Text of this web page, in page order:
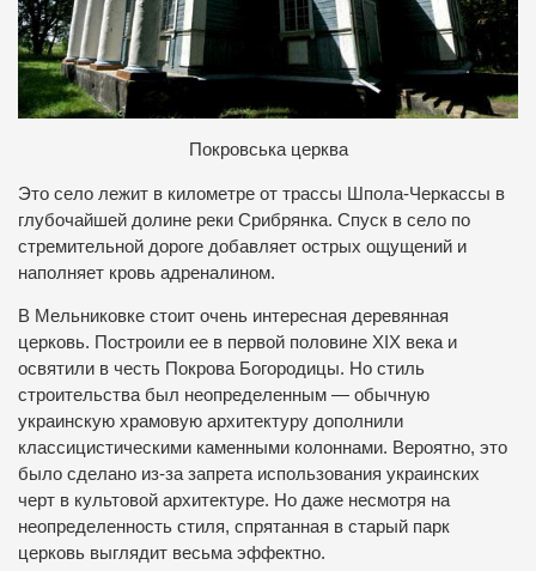
Покровська церква
Это село лежит в километре от трассы Шпола-Черкассы в
глубочайшей долине реки Срибрянка. Спуск в село по
стремительной дороге добавляет острых ощущений и
наполняет кровь адреналином.
В Мельниковке стоит очень интересная деревянная
церковь. Построили ее в первой половине XIX века и
освятили в честь Покрова Богородицы. Но стиль
строительства был неопределенным — обычную
украинскую храмовую архитектуру дополнили
классицистическими каменными колоннами. Вероятно, это
было сделано из-за запрета использования украинских
черт в культовой архитектуре. Но даже несмотря на
неопределенность стиля, спрятанная в старый парк
церковь выглядит весьма эффектно.